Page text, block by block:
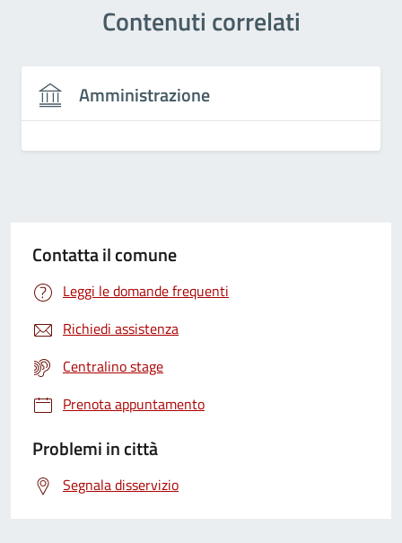
Contenuti correlati
Amministrazione
Contatta il comune
Leggi le domande frequenti
Richiedi assistenza
Centralino stage
Prenota appuntamento
Problemi in città
Segnala disservizio